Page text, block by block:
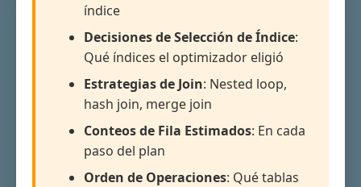
índice
Decisiones de Selección de Índice:
Qué índices el optimizador eligió
Estrategias de Join: Nested loop,
hash join, merge join
Conteos de Fila Estimados: En cada
paso del plan
Orden de Operaciones: Qué tablas